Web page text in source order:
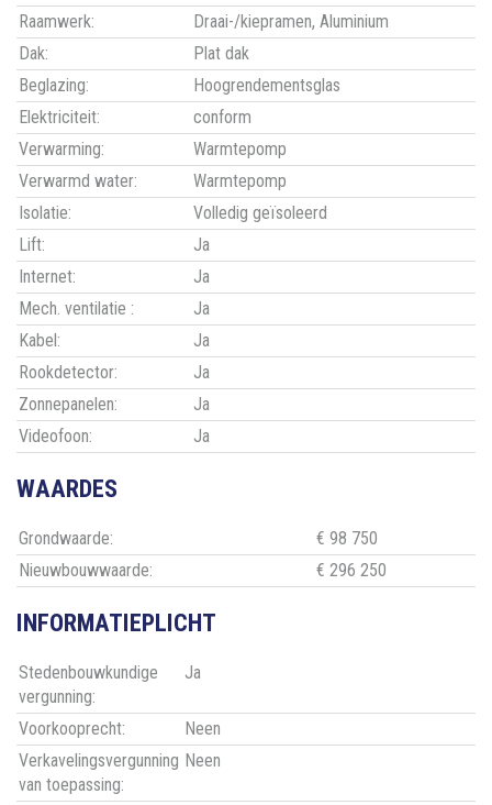
Raamwerk:
Draai-/kiepramen, Aluminium
Dak:
Plat dak
Beglazing:
Hoogrendementsglas
Elektriciteit:
conform
Verwarming:
Warmtepomp
Verwarmd water:
Warmtepomp
Isolatie:
Volledig geïsoleerd
Lift:
Ja
Internet:
Ja
Mech. ventilatie :
Ja
Kabel:
Ja
Rookdetector:
Ja
Zonnepanelen:
Ja
Videofoon:
Ja
WAARDES
Grondwaarde:
€ 98 750
Nieuwbouwwaarde:
€ 296 250
INFORMATIEPLICHT
Stedenbouwkundige
vergunning:
Ja
Voorkooprecht:
Neen
Verkavelingsvergunning
van toepassing:
Neen